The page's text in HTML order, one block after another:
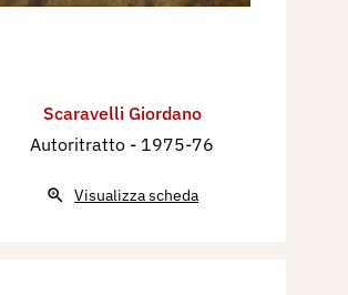
Scaravelli Giordano
Autoritratto - 1975-76
Visualizza scheda